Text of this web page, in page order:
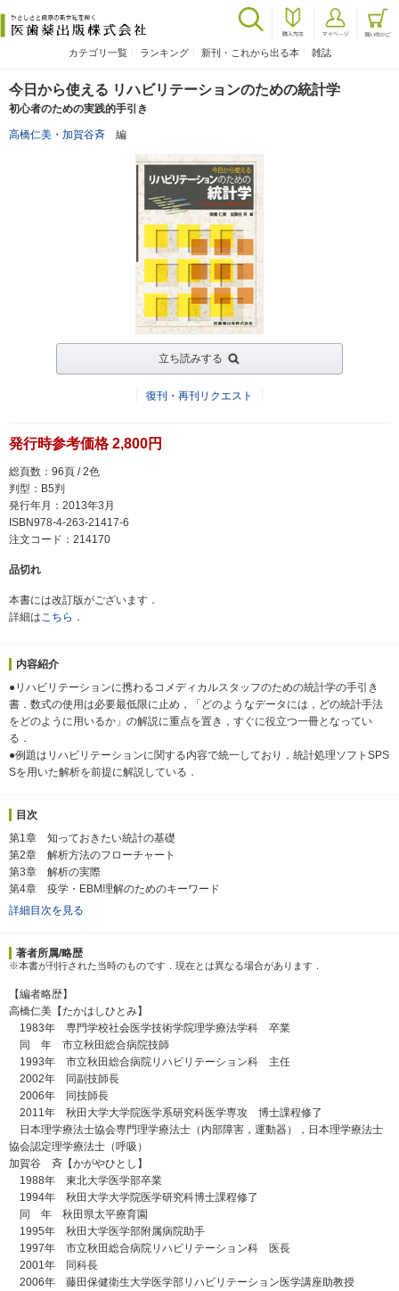
カテゴリ一覧 ランキング 新刊・これから出る本 雑誌
今日から使える リハビリテーションのための統計学
初心者のための実践的手引き
高橋仁美 ・ 加賀谷斉 編
立ち読みする
復刊・再刊リクエスト
発行時参考価格 2,800円
総頁数：96頁 / 2色
判型：B5判
発行年月：2013年3月
ISBN978-4-263-21417-6
注文コード：214170
品切れ
本書には改訂版がございます．
詳細はこちら ．
内容紹介
●リハビリテーションに携わるコメディカルスタッフのための統計学の手引き
書．数式の使用は必要最低限に止め，「どのようなデータには，どの統計手法
をどのように用いるか」の解説に重点を置き，すぐに役立つ一冊となってい
る．
●例題はリハビリテーションに関する内容で統一しており，統計処理ソフトSPS
Sを用いた解析を前提に解説している．
目次
第1章 知っておきたい統計の基礎
第2章 解析方法のフローチャート
第3章 解析の実際
第4章 疫学・EBM理解のためのキーワード
詳細目次を見る
著者所属/略歴
※本書が刊行された当時のものです．現在とは異なる場合があります．
【編者略歴】
高橋仁美【たかはしひとみ】
1983年 専門学校社会医学技術学院理学療法学科 卒業
同 年 市立秋田総合病院技師
1993年 市立秋田総合病院リハビリテーション科 主任
2002年 同副技師長
2006年 同技師長
2011年 秋田大学大学院医学系研究科医学専攻 博士課程修了
日本理学療法士協会専門理学療法士（内部障害，運動器），日本理学療法士
協会認定理学療法士（呼吸）
加賀谷 斉【かがやひとし】
1988年 東北大学医学部卒業
1994年 秋田大学大学院医学研究科博士課程修了
同 年 秋田県太平療育園
1995年 秋田大学医学部附属病院助手
1997年 市立秋田総合病院リハビリテーション科 医長
2001年 同科長
2006年 藤田保健衛生大学医学部リハビリテーション医学講座助教授